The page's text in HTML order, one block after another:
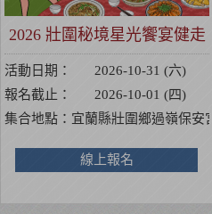
壯圍鄉壯濱路三段302號】
2026 壯圍秘境星光饗宴健走
趣
活動日期：
2026-10-31 (六)
報名截止：
2026-10-01 (四)
集合地點： 宜蘭縣壯圍鄉過嶺保安宮
線上報名